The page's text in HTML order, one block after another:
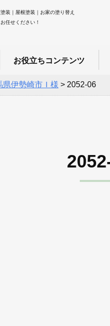
装｜屋根塗装｜お家の塗り替え
任せください！
お役立ちコンテンツ
県伊勢崎市Ｉ様 > 2052-06